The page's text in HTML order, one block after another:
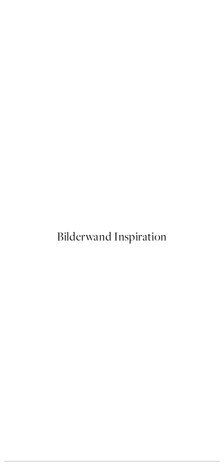
Bilderwand Inspiration